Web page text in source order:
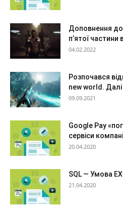
Доповнення до
п’ятої частини
04.02.2022
Розпочався
new world. Далі
09.09.2021
Google Pay
сервіси
20.04.2020
SQL — Умова
21.04.2020